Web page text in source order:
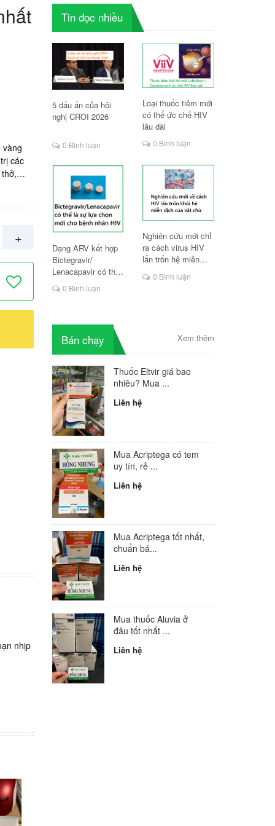
vàng
các
+
nhịp
Tin đọc nhiều
5 dấu ấn của hội
nghị CROI 2026
0 Bình luận
Loại thuốc tiêm mới
có thể ức chế HIV
lâu dài
0 Bình luận
Dạng ARV kết hợp
Bictegravir/
Lenacapavir có thể
là lựa chọn mới cho
người HIV
0 Bình luận
Nghiên cứu mới chỉ
ra cách virus HIV
lẩn trốn hệ miễn
0 Bình luận
Bán chạy Xem thêm
Thuốc Eltvir giá bao
nhiêu? Mua ...
Liên hệ
Mua Acriptega có tem
uy tín, rẻ ...
Liên hệ
Mua Acriptega tốt nhất,
chuẩn bá...
Liên hệ
Mua thuốc Aluvia ở
đâu tốt nhất ...
Liên hệ